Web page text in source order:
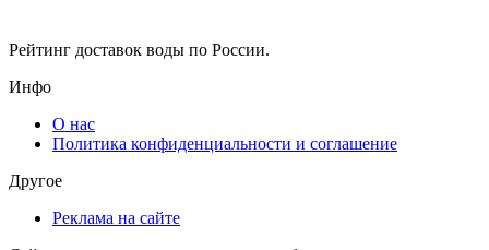
Рейтинг доставок воды по России.
Инфо
О нас
Политика конфиденциальности и соглашение
Другое
Реклама на сайте